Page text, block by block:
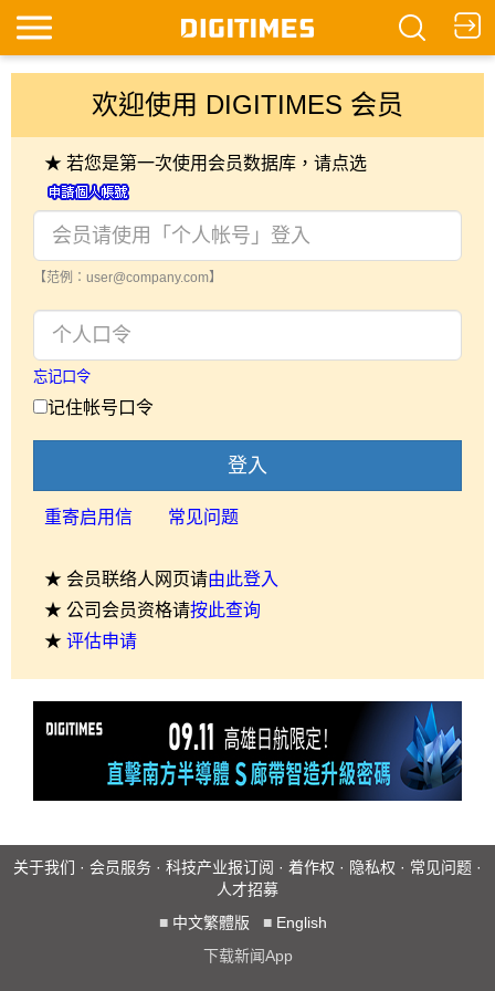
欢迎使用 DIGITIMES 会员
★ 若您是第一次使用会员数据库，请点选
【范例：user@company.com】
忘记口令
记住帐号口令
登入
重寄启用信 常见问题
★ 会员联络人网页请由此登入
★ 公司会员资格请按此查询
★ 评估申请
关于我们 · 会员服务 · 科技产业报订阅 · 着作权 · 隐私权 · 常见问题 ·
人才招募
■ 中文繁體版 ■ English
下载新闻App